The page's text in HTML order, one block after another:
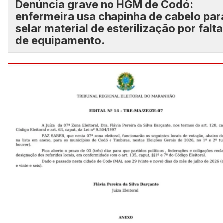
Denúncia grave no HGM de Codó:
enfermeira usa chapinha de cabelo
selar material de esterilização por falta
de equipamento.